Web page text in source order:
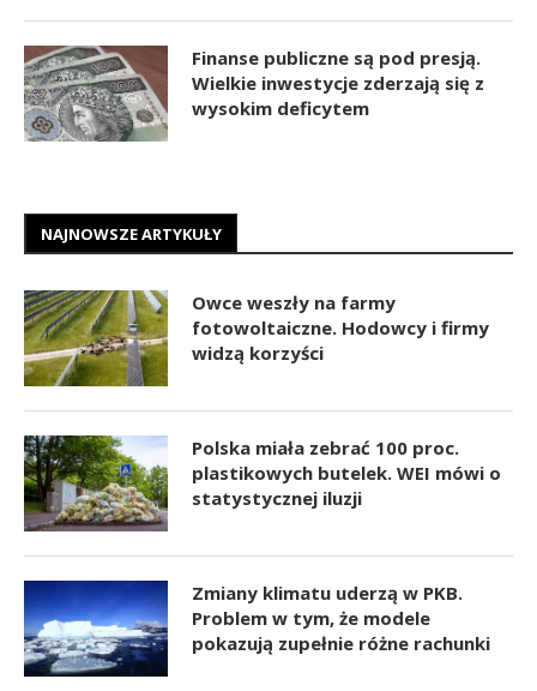
Finanse publiczne są pod presją.
Wielkie inwestycje zderzają się z
wysokim deficytem
NAJNOWSZE ARTYKUŁY
Owce weszły na farmy
fotowoltaiczne. Hodowcy i firmy
widzą korzyści
Polska miała zebrać 100 proc.
plastikowych butelek. WEI mówi o
statystycznej iluzji
Zmiany klimatu uderzą w PKB.
Problem w tym, że modele
pokazują zupełnie różne rachunki